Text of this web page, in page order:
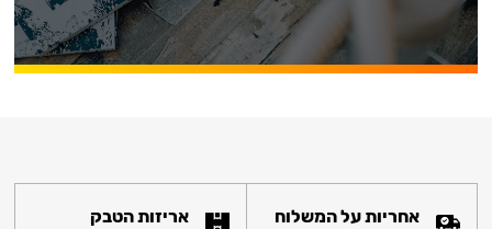
אחריות על המשלוח אריזות הטבק